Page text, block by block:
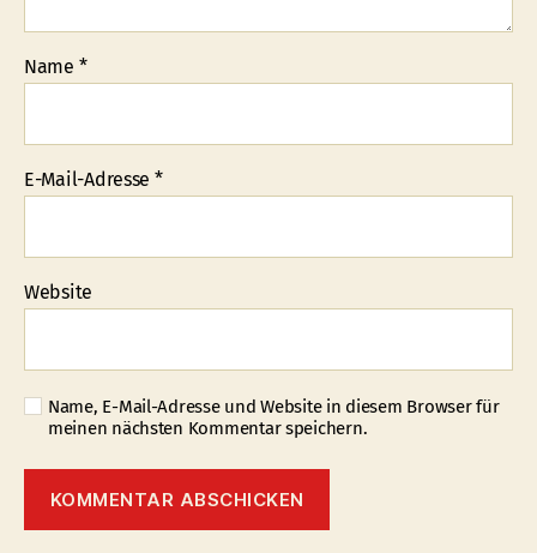
Name *
E-Mail-Adresse *
Website
Name, E-Mail-Adresse und Website in diesem Browser für
meinen nächsten Kommentar speichern.